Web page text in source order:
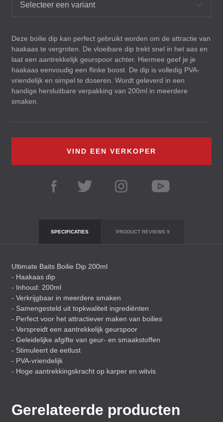
Selecteer een variant
Deze boilie dip kan perfect gebruikt worden om de attractie van
haakaas te vergroten. De vloeibare dip trekt snel in het aas en
laat een aantrekkelijk geurspoor achter. Hiermee geef je je
haakaas eenvoudig een flinke boost. De dip is volledig PVA-
vriendelijk en simpel te doseren. Wordt geleverd in een
handige hersluitbare verpakking van 200ml in meerdere
smaken.
VIND EEN VERKOPER
SPECIFICATIES PRODUCT REVIEWS 9
Ultimate Baits Boilie Dip 200ml
- Haakaas dip
- Inhoud: 200ml
- Verkrijgbaar in meerdere smaken
- Samengesteld uit topkwaliteit ingrediënten
- Perfect voor het attractiever maken van boilies
- Verspreidt een aantrekkelijk geurspoor
- Geleidelijke afgifte van geur- en smaakstoffen
- Stimuleert de eetlust
- PVA-vriendelijk
- Hoge aantrekkingskracht op karper en witvis
Gerelateerde producten